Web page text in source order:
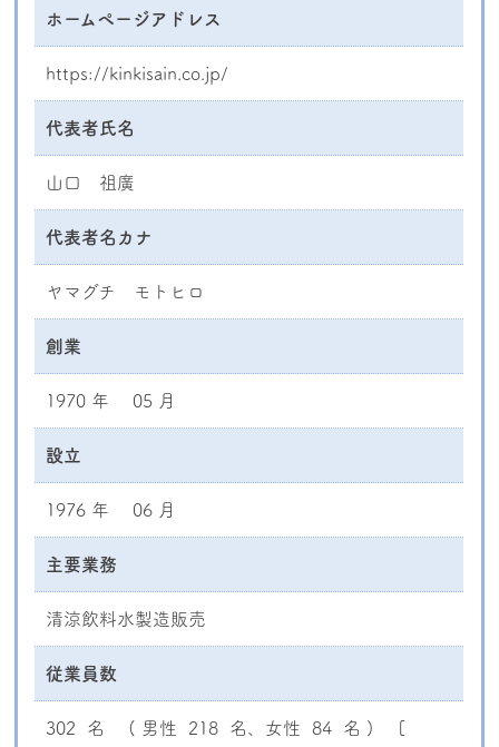
ホームページアドレス
https://kinkisain.co.jp/
代表者氏名
山口 祖廣
代表者名カナ
ヤマグチ モトヒロ
創業
1970 年 05 月
設立
1976 年 06 月
主要業務
清涼飲料水製造販売
従業員数
302 名 ( 男性 218 名、女性 84 名 ) [